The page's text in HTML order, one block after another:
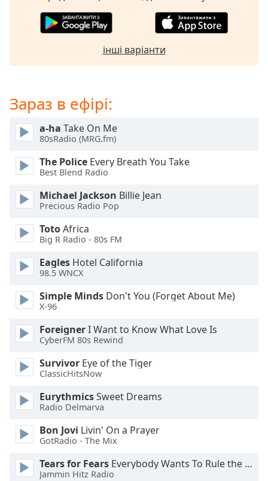
cancel
the
window.
Color
Opacity
Background
Color
Opacity
Caption
Area
Color
Opacity
Font
інші варіанти
Зараз в ефірі:
a-ha Take On Me
80sRadio (MRG.fm)
The Police Every Breath You Take
Best Blend Radio
Michael Jackson Billie Jean
Precious Radio Pop
TotoAfrica
Big R Radio - 80s FM
Eagles Hotel California
98.5 WNCX
Simple Minds Don't You (Forget About Me)
X-96
ForeignerI Want to Know What Love Is
CyberFM 80s Rewind
Survivor Eye of the Tiger
ClassicHitsNow
EurythmicsSweet Dreams
Radio Delmarva
Bon Jovi Livin' On a Prayer
GotRadio - The Mix
Tears for Fears Everybody Wants To Rule the World
Jammin Hitz Radio